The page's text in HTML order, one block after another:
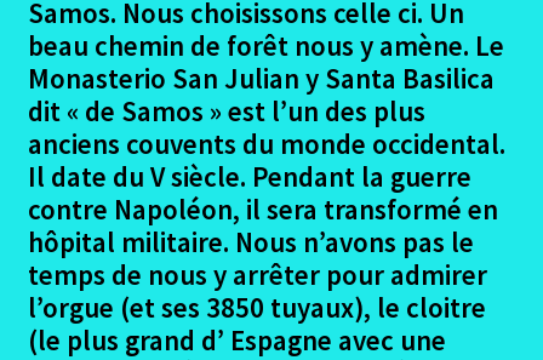
Santiago – Fisterra
Fisterra – Santiago
Le dernier jour à Santiago camino frances
Gites et Auberges depuis Le Puy en Velay
Retour depuis Santiago camino frances
Samos. Nous choisissons celle ci. Un
beau chemin de forêt nous y amène. Le
Monasterio San Julian y Santa Basilica
dit « de Samos » est l’un des plus
anciens couvents du monde occidental.
Il date du V siècle. Pendant la guerre
contre Napoléon, il sera transformé en
hôpital militaire. Nous n’avons pas le
temps de nous y arrêter pour admirer
l’orgue (et ses 3850 tuyaux), le cloitre
(le plus grand d’ Espagne avec une